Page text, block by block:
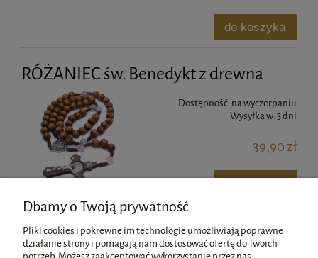
do koszyka
RÓŻANIEC św. Benedykt z drewna
Dostępność: na wyczerpaniu
Wysyłka w:3 dni
39,90 zł
« 1 2 »
Dbamy o Twoją prywatność
Pliki cookies i pokrewne im technologie umożliwiają poprawne
działanie strony i pomagają nam dostosować ofertę do Twoich